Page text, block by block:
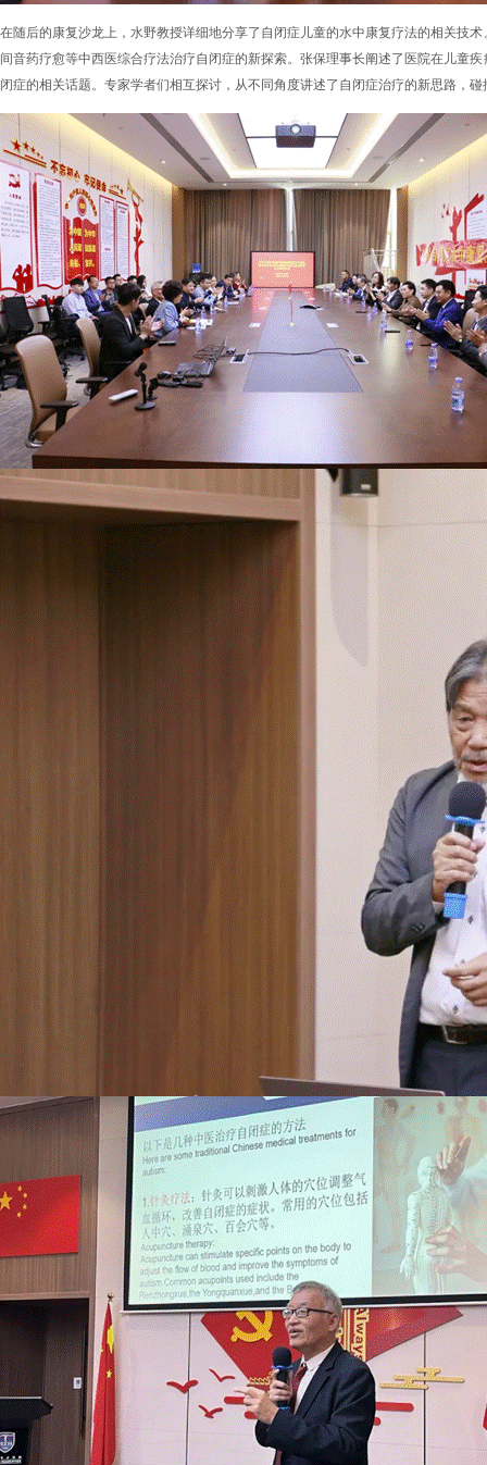
在随后的康复沙龙上，水野教授详细地分享了自闭症儿童的水中康复疗法的相关技
间音药疗愈等中西医综合疗法治疗自闭症的新探索。张保理事长阐述了医院在儿童
闭症的相关话题。专家学者们相互探讨，从不同角度讲述了自闭症治疗的新思路，